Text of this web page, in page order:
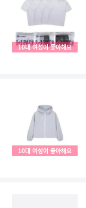
10대 여성이 좋아해요
10대 여성이 좋아해요